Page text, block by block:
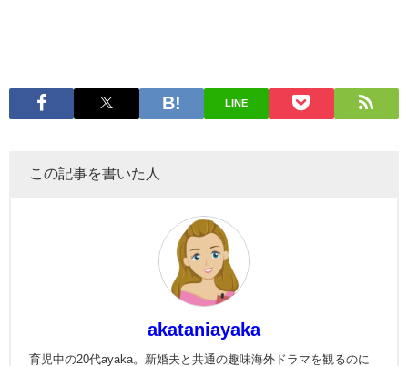
LINE
この記事を書いた人
akataniayaka
育児中の20代ayaka。新婚夫と共通の趣味海外ドラマを観るのに